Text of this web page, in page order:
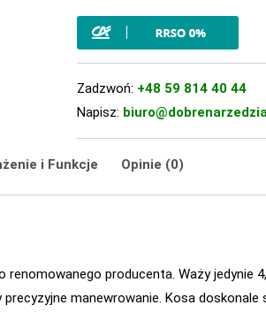
Zadzwoń: +48 59 814 40 44
Napisz:
i Funkcje Opinie (0)
renomowanego producenta. Waży jedynie
manewrowanie. Kosa